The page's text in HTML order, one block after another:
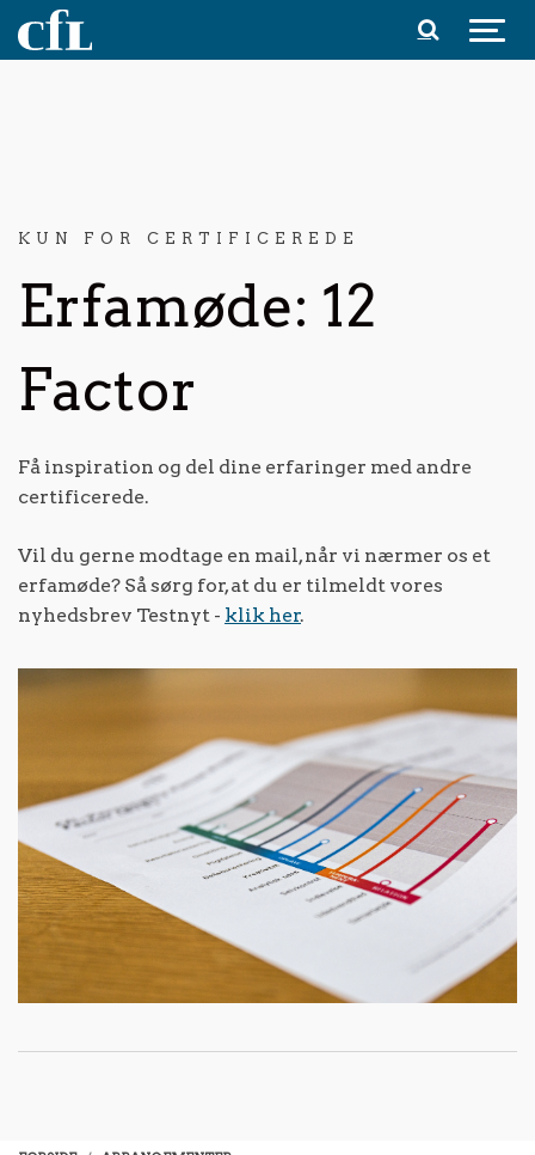
Spring til indhold
KUN FOR CERTIFICEREDE
Erfamøde: 12
Factor
Få inspiration og del dine erfaringer med andre
certificerede.
Vil du gerne modtage en mail, når vi nærmer os et
erfamøde? Så sørg for, at du er tilmeldt vores
nyhedsbrev Testnyt - klik her.